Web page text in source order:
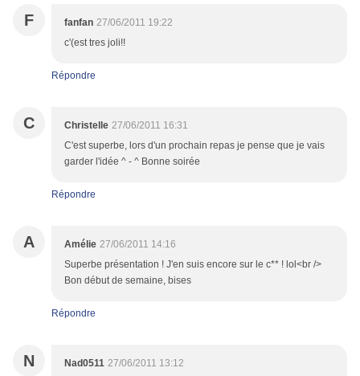
F fanfan 27/06/2011 19:22
c'(est tres joli!!
Répondre
C Christelle 27/06/2011 16:31
C'est superbe, lors d'un prochain repas je pense que je vais
garder l'idée ^ - ^ Bonne soirée
Répondre
A Amélie 27/06/2011 14:16
Superbe présentation ! J'en suis encore sur le c** ! lol<br />
Bon début de semaine, bises
Répondre
N Nad0511 27/06/2011 13:12